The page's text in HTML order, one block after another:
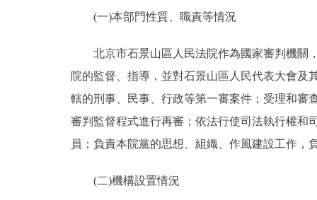
(一)本部門性質、職責等情況
北京市石景山區人民法院作為國家審判機關，
院的監督、指導，並對石景山區人民代表大會
轄的刑事、民事、行政等第一審案件；受理和審
審判監督程式進行再審；依法行使司法執行權和
員；負責本院黨的思想、組織、作風建設工作
(二)機構設置情況